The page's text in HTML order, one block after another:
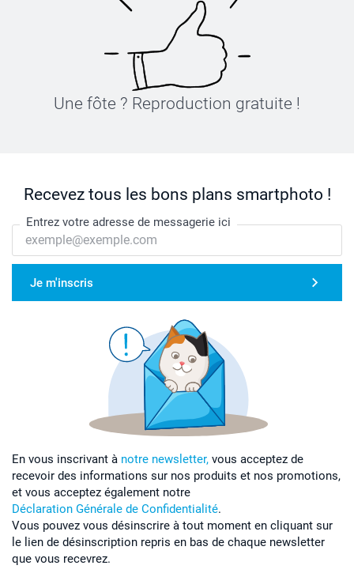
Une fôte ? Reproduction gratuite !
Recevez tous les bons plans smartphoto !
Entrez votre adresse de messagerie ici
Je m'inscris
En vous inscrivant à notre newsletter, vous acceptez de
recevoir des informations sur nos produits et nos promotions,
et vous acceptez également notre
Déclaration Générale de Confidentialité.
Vous pouvez vous désinscrire à tout moment en cliquant sur
le lien de désinscription repris en bas de chaque newsletter
que vous recevrez.